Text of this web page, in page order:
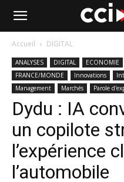
Accueil DIGITAL
ANALYSES DIGITAL ECONOMIE
FRANCE/MONDE
Innovations
Management
Marchés Parole
Dydu : IA
un copilote
l’expérience
l’automobile